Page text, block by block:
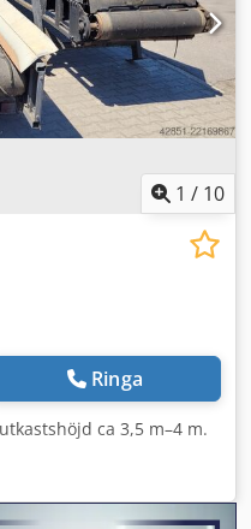
1 / 10
Ringa
ca 3,5 m–4 m.